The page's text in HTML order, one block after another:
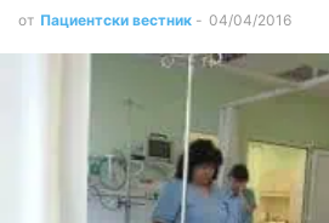
от Пациентски вестник - 04/04/2016